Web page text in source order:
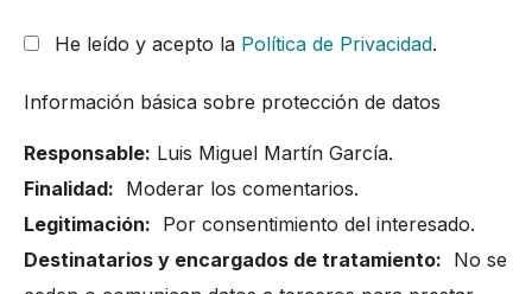
He leído y acepto la Política de Privacidad.
Información básica sobre protección de datos
Responsable: Luis Miguel Martín García.
Finalidad: Moderar los comentarios.
Legitimación: Por consentimiento del interesado.
Destinatarios y encargados de tratamiento: No se